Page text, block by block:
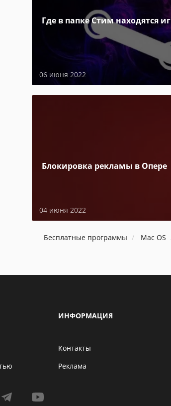
Где в папке Стим находятся
06 июня 2022
Блокировка рекламы в Опере
04 июня 2022
Бесплатные программы Mac OS
ИНФОРМАЦИЯ
Контакты
Реклама